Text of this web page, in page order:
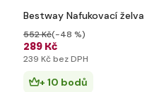
Bestway Nafukovací
289 Kč
552 Kč(-48 %)
239 Kč bez DPH
+ 10 bodů